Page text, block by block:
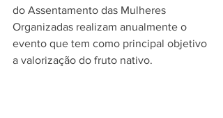
do Assentamento das Mulheres
Organizadas realizam anualmente o
evento que tem como principal objetivo
a valorização do fruto nativo.